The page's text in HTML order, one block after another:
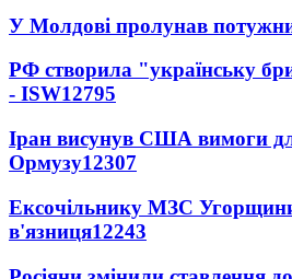
У Молдові пролунав
РФ створила "українську
- ISW12795
Іран висунув США вимоги
Ормузу12307
Ексочільнику МЗС
в'язниця12243